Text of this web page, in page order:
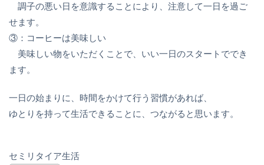
調子の悪い日を意識することにより、注意して一日を過ご
せます。
③：コーヒーは美味しい
美味しい物をいただくことで、いい一日のスタートででき
ます。
一日の始まりに、時間をかけて行う習慣があれば、
ゆとりを持って生活できることに、つながると思います。
セミリタイア生活